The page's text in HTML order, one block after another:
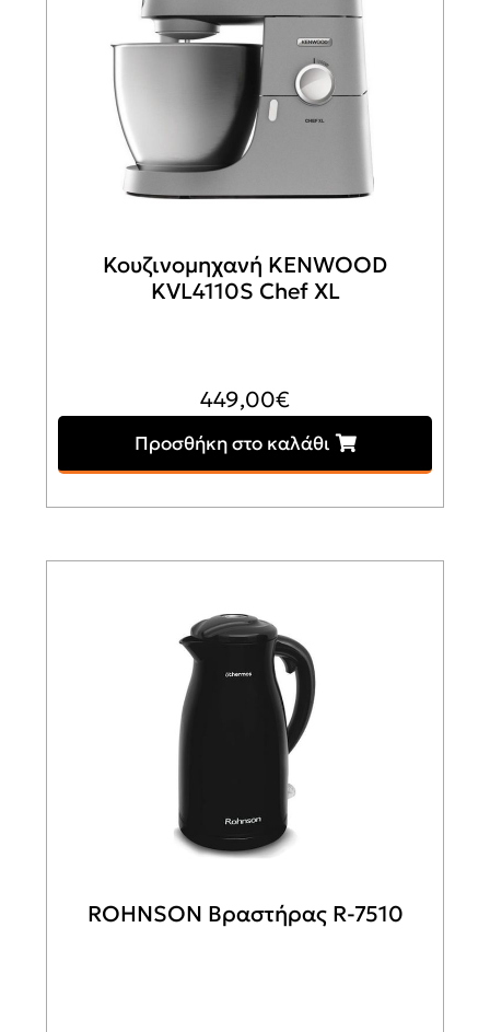
Κουζινομηχανή KENWOOD
KVL4110S Chef XL
449,00€
Προσθήκη στο καλάθι
ROHNSON Βραστήρας R-7510